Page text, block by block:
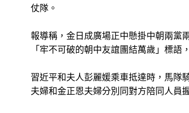
仗隊。
報導稱，金日成廣場正中懸掛中朝兩黨
「牢不可破的朝中友誼團結萬歲」標語
習近平和夫人彭麗媛乘車抵達時，馬隊
夫婦和金正恩夫婦分別同對方陪同人員